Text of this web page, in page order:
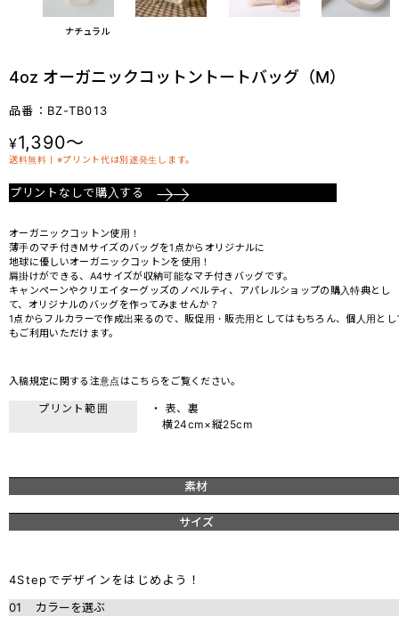
ナチュラル
4oz オーガニックコットントートバッグ（M）
品番：BZ-TB013
¥1,390～
送料無料丨※プリント代は別途発生します。
プリントなしで購入する
オーガニックコットン使用！
薄手のマチ付きMサイズのバッグを1点からオリジナルに
地球に優しいオーガニックコットンを使用！
肩掛けができる、A4サイズが収納可能なマチ付きバッグです。
キャンペーンやクリエイターグッズのノベルティ、アパレルショップの購入特典とし
て、オリジナルのバッグを作ってみませんか？
1点からフルカラーで作成出来るので、販促用・販売用としてはもちろん、個人用とし
もご利用いただけます。
入稿規定に関する注意点は こちら をご覧ください。
プリント範囲
・ 表、裏
横24cm×縦25cm
素材
サイズ
4Stepでデザインをはじめよう！
01
カラーを選ぶ